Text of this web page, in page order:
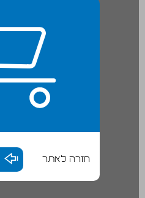
חזרה לאתר